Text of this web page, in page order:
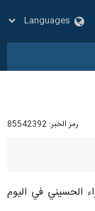
رمز الخبر: 85542392
الحسيني في اليوم